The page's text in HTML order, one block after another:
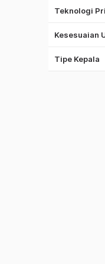
Teknologi
Thermal
Kesesuaian
60"
Tipe Kepala
Obeng